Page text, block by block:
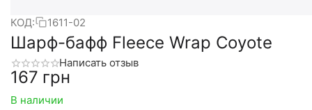
КОД: 1611-02
Шарф-бафф Fleece Wrap Coyote
Написать отзыв
‍167‍ грн
В наличии